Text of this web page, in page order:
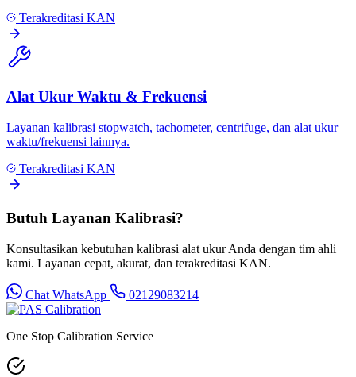
Terakreditasi KAN
Alat Ukur Waktu & Frekuensi
Layanan kalibrasi stopwatch, tachometer, centrifuge, dan alat ukur
waktu/frekuensi lainnya.
Terakreditasi KAN
Butuh Layanan Kalibrasi?
Konsultasikan kebutuhan kalibrasi alat ukur Anda dengan tim ahli
kami. Layanan cepat, akurat, dan terakreditasi KAN.
Chat WhatsApp 02129083214
One Stop Calibration Service